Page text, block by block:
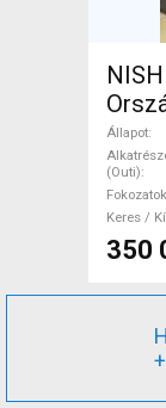
Állapot
(Outi)
Keres /
350